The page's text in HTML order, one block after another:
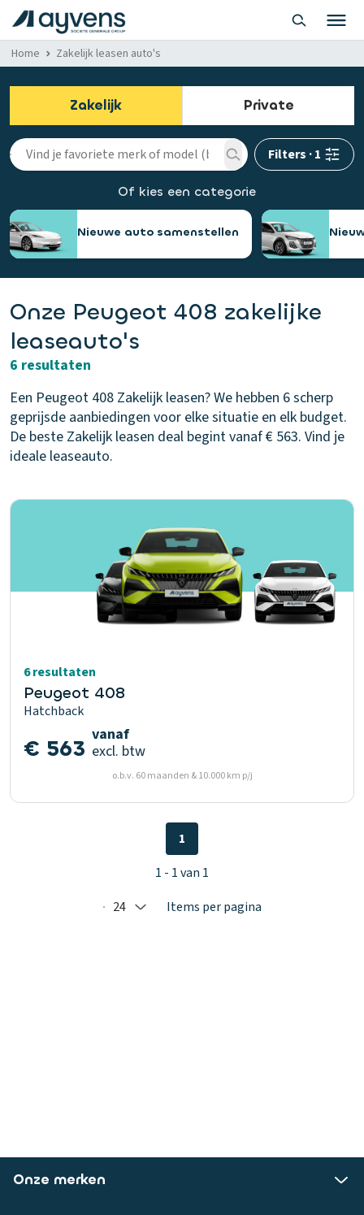
Home Zakelijk leasen auto's
Zakelijk Private
Filters ·1
Of kies een categorie
Nieuwe auto samenstellen
Onze Peugeot 408 zakelijke
leaseauto's
6 resultaten
Een Peugeot 408 Zakelijk leasen? We hebben 6 scherp
geprijsde aanbiedingen voor elke situatie en elk budget.
De beste Zakelijk leasen deal begint vanaf € 563. Vind je
ideale leaseauto.
6 resultaten
Peugeot 408
Hatchback
€ 563 vanaf
excl. btw
o.b.v. 60 maanden & 10.000 km p/j
Selected: 24
24 Items per pagina
1
1 - 1 van 1
Onze merken